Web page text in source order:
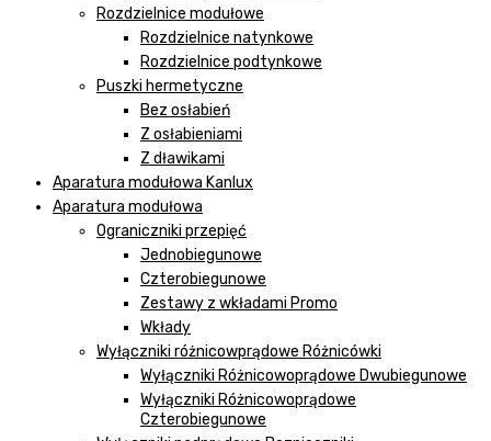
Rozdzielnice modułowe
Rozdzielnice natynkowe
Rozdzielnice podtynkowe
Puszki hermetyczne
Bez osłabień
Z osłabieniami
Z dławikami
Aparatura modułowa Kanlux
Aparatura modułowa
Ograniczniki przepięć
Jednobiegunowe
Czterobiegunowe
Zestawy z wkładami Promo
Wkłady
Wyłączniki różnicowprądowe Różnicówki
Wyłączniki Różnicowoprądowe Dwubiegunowe
Wyłączniki Różnicowoprądowe
Czterobiegunowe